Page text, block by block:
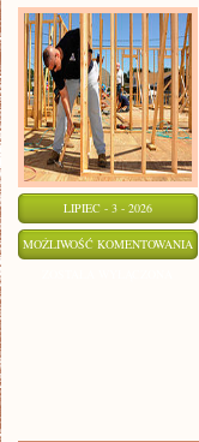
LIPIEC - 3 - 2026
MOŻLIWOŚĆ KOMENTOWANIA